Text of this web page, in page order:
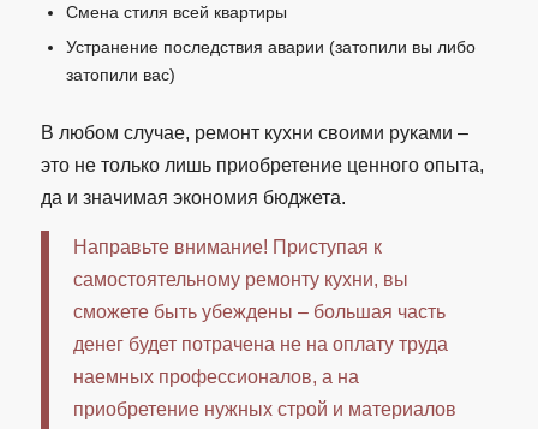
Смена стиля всей квартиры
Устранение последствия аварии (затопили вы либо
затопили вас)
В любом случае, ремонт кухни своими руками –
это не только лишь приобретение ценного опыта,
да и значимая экономия бюджета.
Направьте внимание! Приступая к
самостоятельному ремонту кухни, вы
сможете быть убеждены – большая часть
денег будет потрачена не на оплату труда
наемных профессионалов, а на
приобретение нужных строй и материалов